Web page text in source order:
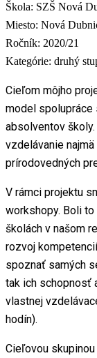
Škola: SZŠ Nová
Miesto: Nová
Ročník: 2020/21
Kategórie: druhý
Cieľom môjho
model
absolventov
vzdelávanie
prírodovedných
V rámci projektu
workshopy. Boli
školách v našom
rozvoj
spoznať samých
tak ich schopnosť
vlastnej
hodín).
Cieľovou